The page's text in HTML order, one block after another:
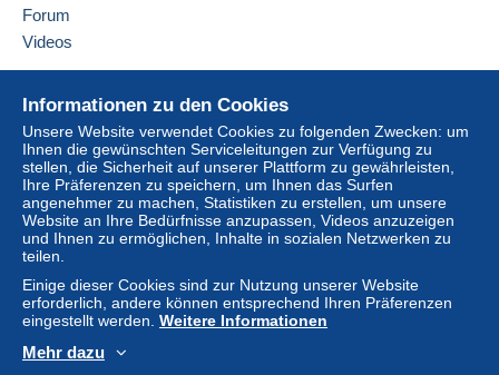
Informationen zu den Cookies
Unsere Website verwendet Cookies zu folgenden Zwecken: um
Ihnen die gewünschten Serviceleitungen zur Verfügung zu
stellen, die Sicherheit auf unserer Plattform zu gewährleisten,
Ihre Präferenzen zu speichern, um Ihnen das Surfen
angenehmer zu machen, Statistiken zu erstellen, um unsere
Website an Ihre Bedürfnisse anzupassen, Videos anzuzeigen
und Ihnen zu ermöglichen, Inhalte in sozialen Netzwerken zu
teilen.
Einige dieser Cookies sind zur Nutzung unserer Website
erforderlich, andere können entsprechend Ihren Präferenzen
eingestellt werden. Weitere Informationen
Mehr dazu
Forum
Videos
Online-Hilfe
Auf Delcampe kaufen
Auf Delcampe verkaufen
Eine sichere Website